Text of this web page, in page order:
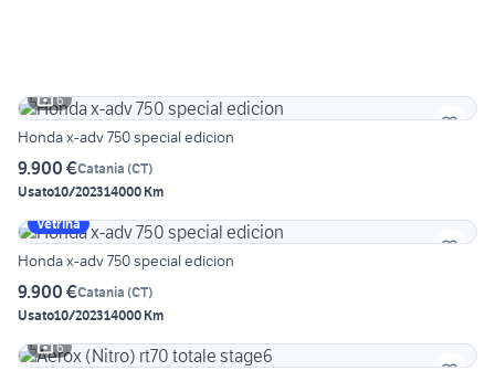
6
Honda x-adv 750 special edicion
9.900 €Catania (CT)
Usato10/202314000 Km
Vetrina
Honda x-adv 750 special edicion
9.900 €Catania (CT)
Usato10/202314000 Km
6